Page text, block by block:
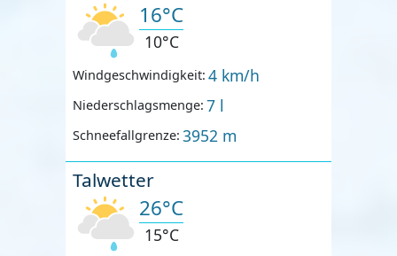
16°C
10°C
Windgeschwindigkeit: 4 km/h
Niederschlagsmenge: 7 l
Schneefallgrenze: 3952 m
Talwetter
26°C
15°C